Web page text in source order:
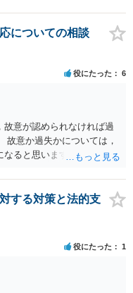
についての相談
役にたった 6
意が認められなければ過
故意か過失かについては，
なると思います。 民事的に
事も民事も影響あり）とし
かもしれません。 因果関係
す。 いずれにしまして
方に相談されるのがよい
する対策と法的支
役にたった 1